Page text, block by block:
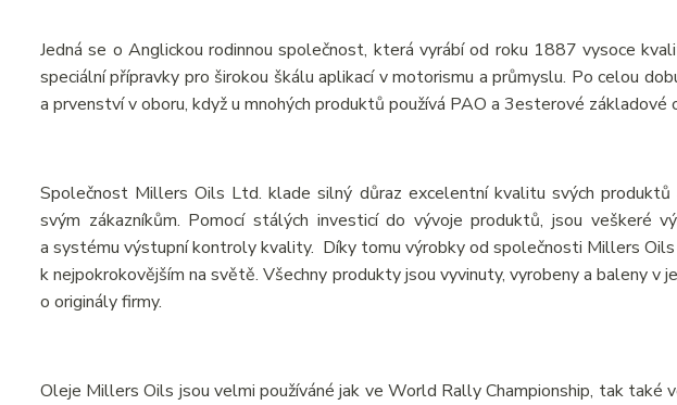
Jedná se o Anglickou rodinnou společnost, která vyrábí od roku 1887 vysoce
speciální přípravky pro širokou škálu aplikací v motorismu a průmyslu. Po celou
a prvenství v oboru, když u mnohých produktů používá PAO a 3esterové základové
Společnost Millers Oils Ltd. klade silný důraz excelentní kvalitu svých
svým zákazníkům. Pomocí stálých investicí do vývoje produktů, jsou veškeré
a systému výstupní kontroly kvality. Díky tomu výrobky od společnosti Millers
k nejpokrokovějším na světě. Všechny produkty jsou vyvinuty, vyrobeny a baleny
o originály firmy.
Oleje Millers Oils jsou velmi používáné jak ve World Rally Championship, tak také